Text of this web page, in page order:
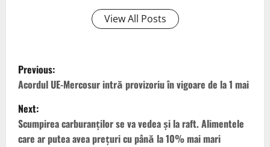
View All Posts
Previous:
Acordul UE-Mercosur intră provizoriu în vigoare de la 1 mai
Next:
Scumpirea carburanților se va vedea și la raft. Alimentele
care ar putea avea prețuri cu până la 10% mai mari